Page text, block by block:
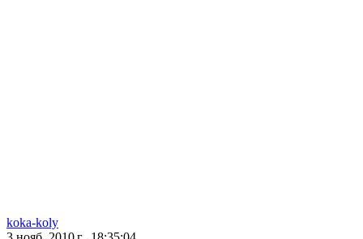
koka-koly